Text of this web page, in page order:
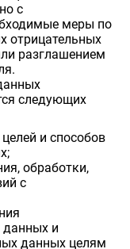
с
меры по
отрицательных
разглашением
следующих
и способов
обработки,
с
и
данных целям